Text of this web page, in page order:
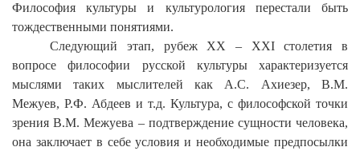
Философия культуры и культурология перестали быть
тождественными понятиями.
Следующий этап, рубеж XX – XXIстолетия в
вопросе философии русской культуры характеризуется
мыслями таких мыслителей как А.С. Ахиезер, В.М.
Межуев, Р.Ф. Абдеев и т.д. Культура, с философской точки
зрения В.М. Межуева – подтверждение сущности человека,
она заключает в себе условия и необходимые предпосылки